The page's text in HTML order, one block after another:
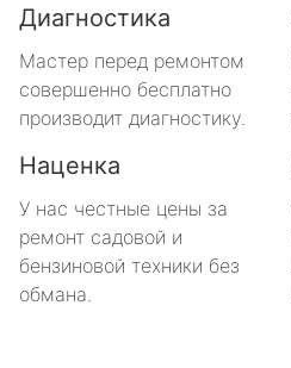
Диагностика
Мастер перед ремонтом
совершенно бесплатно
производит диагностику.
Наценка
У нас честные цены за
ремонт садовой и
бензиновой техники без
обмана.